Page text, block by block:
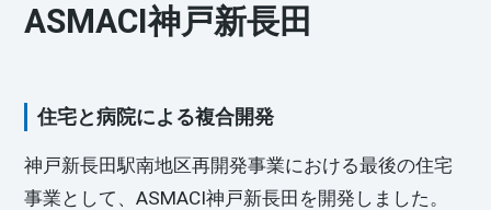
ASMACI神戸新長田
住宅と病院による複合開発
神戸新長田駅南地区再開発事業における最後の住宅
事業として、ASMACI神戸新長田を開発しました。